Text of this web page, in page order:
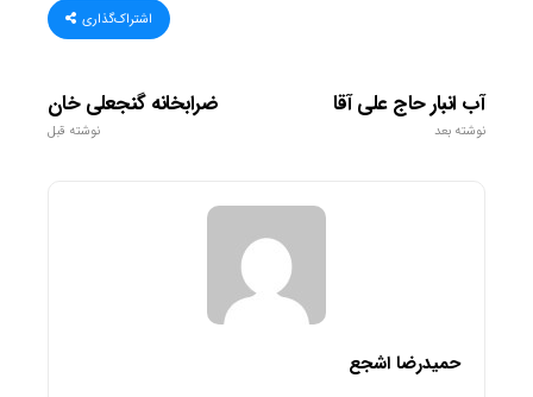
اشتراک‌گذاری
ضرابخانه گنجعلی خان
نوشته قبل
آب انبار حاج علی آقا
نوشته بعد
حمیدرضا اشجع